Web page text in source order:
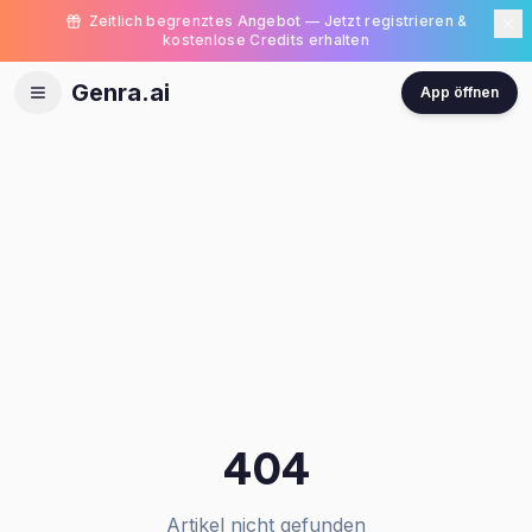
Zeitlich begrenztes Angebot — Jetzt registrieren &
kostenlose Credits erhalten
Genra.ai App öffnen
404
Artikel nicht gefunden